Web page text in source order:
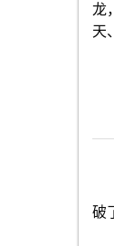
龙
天
破